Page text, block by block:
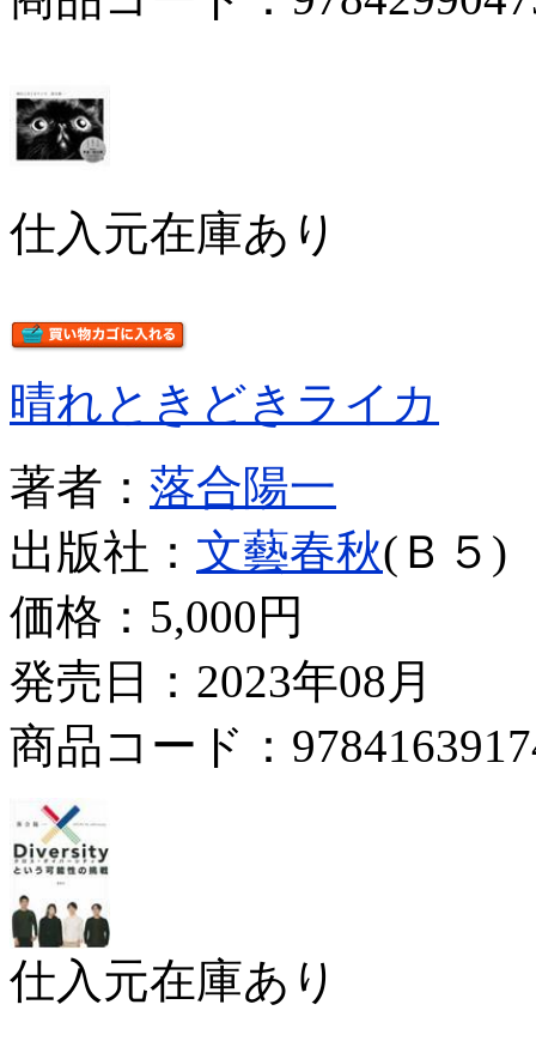
仕入元在庫あり
晴れときどきライカ
著者： 落合陽一
出版社： 文藝春秋(Ｂ５)
価格： 5,000円
発売日：2023年08月
商品コード：
仕入元在庫あり